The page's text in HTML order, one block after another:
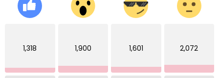
1,318 1,900 1,601 2,072